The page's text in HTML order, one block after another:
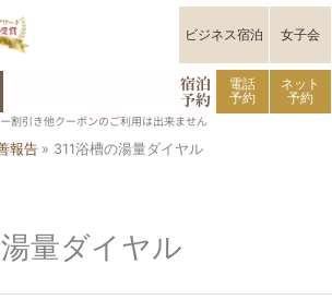
ビジネス宿泊 女子会
宿泊
予約
電話
予約
ネット
予約
割引き他クーポンのご利用は出来ません
報告 311浴槽の湯量ダイヤル
量ダイヤル